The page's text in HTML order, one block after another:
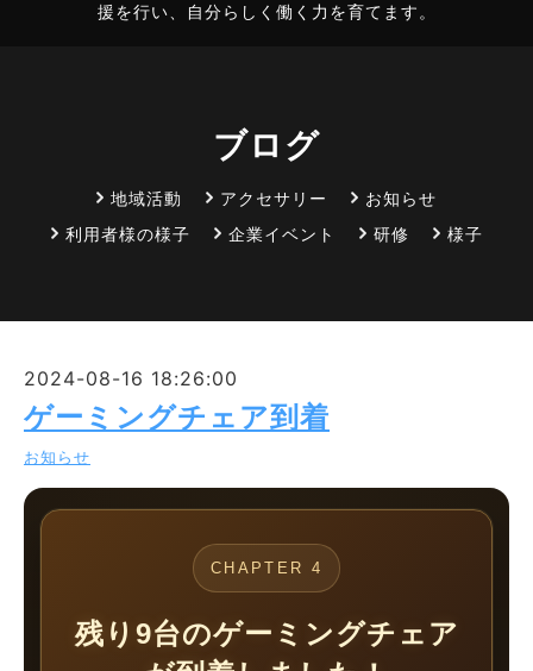
援を行い、自分らしく働く力を育てます。
ブログ
地域活動 アクセサリー
お知らせ
利用者様の様子
企業イベント 研修 様子
2024-08-16 18:26:00
ゲーミングチェア到着
お知らせ
CHAPTER 4
残り9台のゲーミングチェア